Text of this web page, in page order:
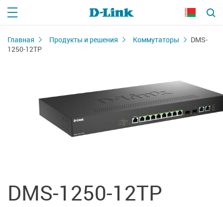
Главная Продукты и решения Коммутаторы
DMS-
1250-12TP
DMS-1250-12TP